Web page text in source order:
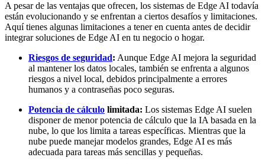
A pesar de las ventajas que ofrecen, los sistemas de Edge AI todavía
están evolucionando y se enfrentan a ciertos desafíos y limitaciones.
Aquí tienes algunas limitaciones a tener en cuenta antes de decidir
integrar soluciones de Edge AI en tu negocio o hogar.
Riesgos de seguridad: Aunque Edge AI mejora la seguridad
al mantener los datos locales, también se enfrenta a algunos
riesgos a nivel local, debidos principalmente a errores
humanos y a contraseñas poco seguras.
Potencia de cálculo limitada: Los sistemas Edge AI suelen
disponer de menor potencia de cálculo que la IA basada en la
nube, lo que los limita a tareas específicas. Mientras que la
nube puede manejar modelos grandes, Edge AI es más
adecuada para tareas más sencillas y pequeñas.